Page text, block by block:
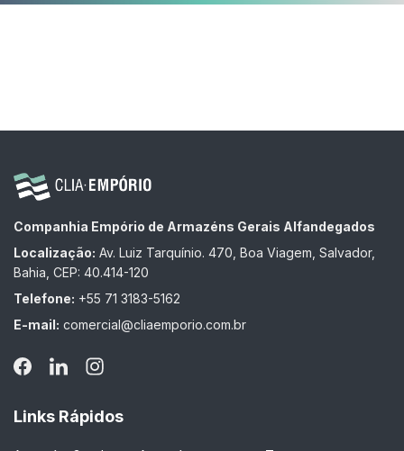
Companhia Empório de Armazéns Gerais Alfandegados
Localização: Av. Luiz Tarquínio. 470, Boa Viagem, Salvador,
Bahia, CEP: 40.414-120
Telefone: +55 71 3183-5162
E-mail: comercial@cliaemporio.com.br
Links Rápidos